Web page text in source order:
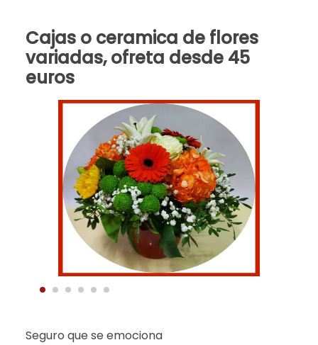
Cajas o ceramica de flores
variadas, ofreta desde 45
euros
Seguro que se emociona